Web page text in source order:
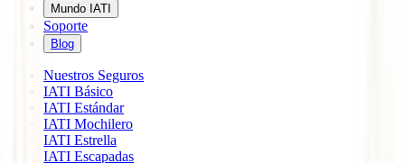
Mundo IATI
Soporte
Blog
Nuestros Seguros
IATI Básico
IATI Estándar
IATI Mochilero
IATI Estrella
IATI Escapadas